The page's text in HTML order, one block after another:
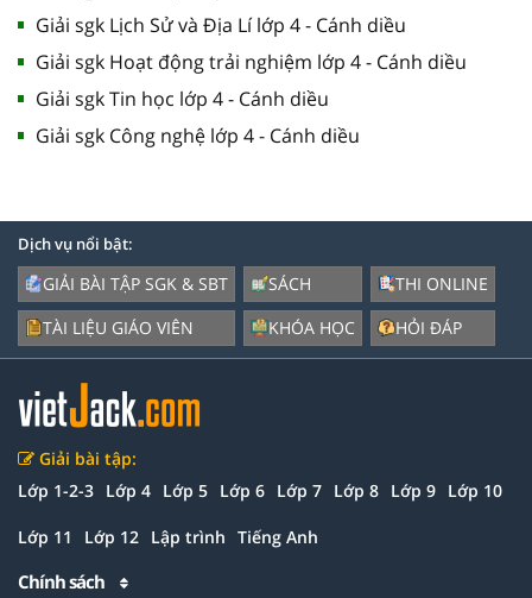
Giải sgk Lịch Sử và Địa Lí lớp 4 - Cánh diều
Giải sgk Hoạt động trải nghiệm lớp 4 - Cánh diều
Giải sgk Tin học lớp 4 - Cánh diều
Giải sgk Công nghệ lớp 4 - Cánh diều
Dịch vụ nổi bật:
GIẢI BÀI TẬP SGK & SBT
TÀI LIỆU GIÁO VIÊN
SÁCH
KHÓA HỌC
THI ONLINE
HỎI ĐÁP
Giải bài tập:
Lớp 1-2-3 Lớp 4 Lớp 5 Lớp 6 Lớp 7 Lớp 8 Lớp 9 Lớp 10
Lớp 11 Lớp 12 Lập trình Tiếng Anh
Chính sách